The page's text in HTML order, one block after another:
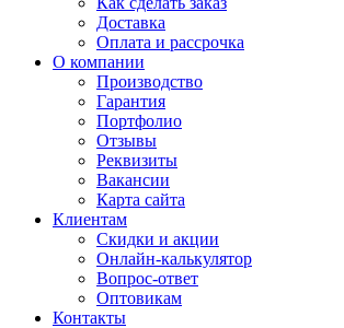
Доставка
Оплата и рассрочка
О компании
Производство
Гарантия
Портфолио
Отзывы
Реквизиты
Вакансии
Карта сайта
Клиентам
Скидки и акции
Онлайн-калькулятор
Вопрос-ответ
Оптовикам
Контакты